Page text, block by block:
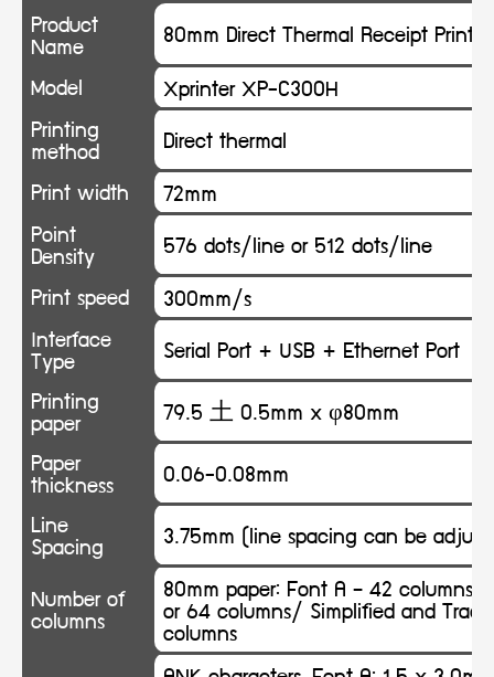
Product
Name
80mm Direct Thermal Receipt Printer
Model
Xprinter XP-C300H
Printing
method
Direct thermal
Print width
72mm
Point
Density
576 dots/line or 512 dots/line
Print speed
300mm/s
Interface
Type
Serial Port + USB + Ethernet Port
Printing
paper
79.5 土 0.5mm x φ80mm
Paper
thickness
0.06-0.08mm
Line
Spacing
3.75mm (line spacing can be
Number of
columns
80mm paper: Font A – 42 columns
or 64 columns/ Simplified and
columns